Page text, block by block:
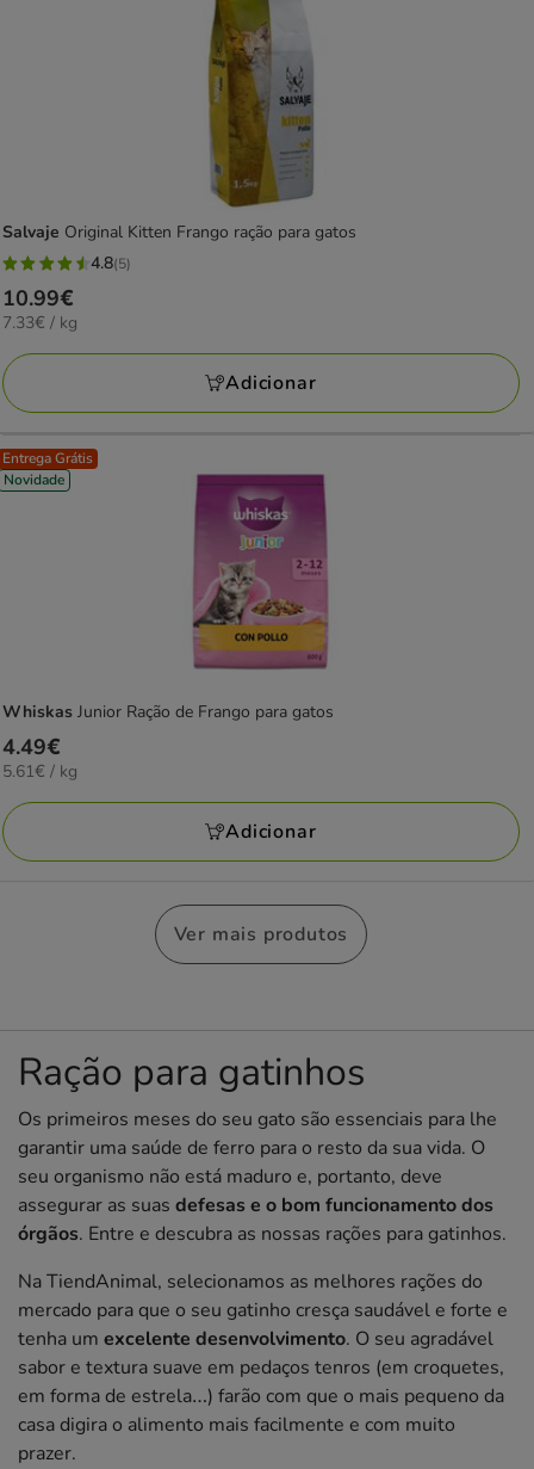
Salvaje Original Kitten Frango ração para gatos
4.8
estrelas
com
5
avaliações
4.8(5)
Preço
10.99€
10.99€
7.33€
KG
7.33€ / kg
Adicionar
Entrega Grátis
Novidade
Whiskas Junior Ração de Frango para gatos
Preço
4.49€
4.49€
5.61€
KG
5.61€ / kg
Adicionar
Ver mais produtos
Ração para gatinhos
Os primeiros meses do seu gato são essenciais para lhe
garantir uma saúde de ferro para o resto da sua vida. O
seu organismo não está maduro e, portanto, deve
assegurar as suas defesas e o bom funcionamento dos
órgãos. Entre e descubra as nossas rações para gatinhos.
Na TiendAnimal, selecionamos as melhores rações do
mercado para que o seu gatinho cresça saudável e forte e
tenha um excelente desenvolvimento. O seu agradável
sabor e textura suave em pedaços tenros (em croquetes,
em forma de estrela…) farão com que o mais pequeno da
casa digira o alimento mais facilmente e com muito
prazer.